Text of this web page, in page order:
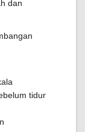
dan
tidur